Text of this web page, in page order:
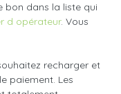
bon dans la liste qui
d opérateur. Vous
recharger et
paiement. Les